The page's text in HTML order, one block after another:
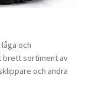
och
brett sortiment av
och andra